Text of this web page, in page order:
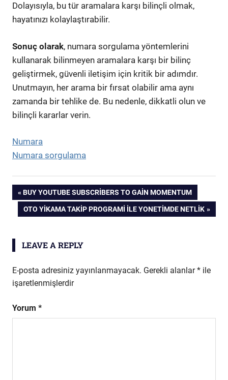
Dolayısıyla, bu tür aramalara karşı bilinçli olmak,
hayatınızı kolaylaştırabilir.
Sonuç olarak, numara sorgulama yöntemlerini
kullanarak bilinmeyen aramalara karşı bir bilinç
geliştirmek, güvenli iletişim için kritik bir adımdır.
Unutmayın, her arama bir fırsat olabilir ama aynı
zamanda bir tehlike de. Bu nedenle, dikkatli olun ve
bilinçli kararlar verin.
Numara
Numara sorgulama
Yazı
gezinmesi
PREVIOUS
POST:
BUY YOUTUBE SUBSCRIBERS TO GAIN MOMENTUM
NEXT
OTO YIKAMA TAKIP PROGRAMI İLE YONETIMDE NETLIK
LEAVE A REPLY
E-posta adresiniz yayınlanmayacak. Gerekli alanlar* ile
işaretlenmişlerdir
Yorum *